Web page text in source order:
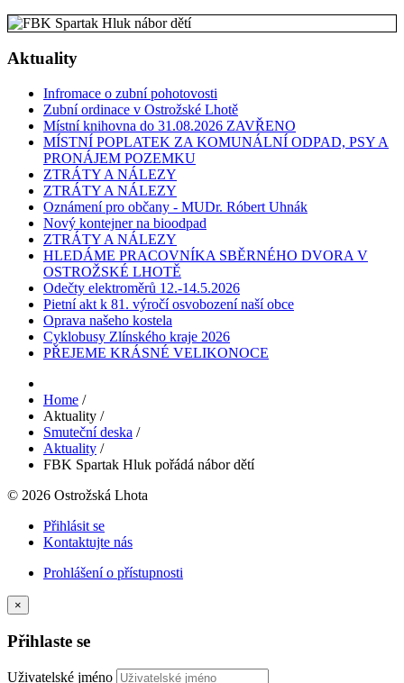
Aktuality
Infromace o zubní pohotovosti
Zubní ordinace v Ostrožské Lhotě
Místní knihovna do 31.08.2026 ZAVŘENO
MÍSTNÍ POPLATEK ZA KOMUNÁLNÍ ODPAD, PSY A
PRONÁJEM POZEMKU
ZTRÁTY A NÁLEZY
ZTRÁTY A NÁLEZY
Oznámení pro občany - MUDr. Róbert Uhnák
Nový kontejner na bioodpad
ZTRÁTY A NÁLEZY
HLEDÁME PRACOVNÍKA SBĚRNÉHO DVORA V
OSTROŽSKÉ LHOTĚ
Odečty elektroměrů 12.-14.5.2026
Pietní akt k 81. výročí osvobození naší obce
Oprava našeho kostela
Cyklobusy Zlínského kraje 2026
PŘEJEME KRÁSNÉ VELIKONOCE
Home /
Aktuality /
Smuteční deska /
Aktuality /
FBK Spartak Hluk pořádá nábor dětí
© 2026 Ostrožská Lhota
Přihlásit se
Kontaktujte nás
Prohlášení o přístupnosti
×
Přihlaste se
Uživatelské jméno